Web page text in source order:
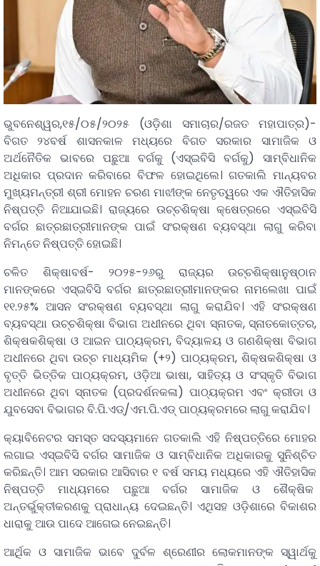
ଭୁବନେଶ୍ୱର,୧୫/୦୫/୨୦୨୫ (ଓଡ଼ିଶା ସମାଚାର/ରଜତ ମହାପାତ୍ର)-
ବିଗତ ୨୪ବର୍ଷ ଶାସନକାଳ ମଧ୍ୟରେ ବିଗତ ସରକାର ସାମାଜିକ ଓ
ଅର୍ଥନୈତିକ ଭାବରେ ପଛୁଆ ବର୍ଗକୁ (ଏସ୍‌ଇବିସି ବର୍ଗକୁ) ସାମ୍ବିଧାନିକ
ଅଧିକାର ପ୍ରଦାନ କରିବାରେ ବିଫଳ ହୋଇଥିଲେ। ଗତକାଲି ମାନ୍ୟବର
ମୁଖ୍ୟମନ୍ତ୍ରୀ ଶ୍ରୀ ମୋହନ ଚରଣ ମାଝୀଙ୍କ ନେତୃତ୍ୱରେ ଏକ ଐତିହାସିକ
ନିଷ୍ପତ୍ତି ନିଆଯାଇଛି। ରାଜ୍ୟରେ ଉଚ୍ଚଶିକ୍ଷା କ୍ଷେତ୍ରରେ ଏସ୍‌ଇବିସି
ବର୍ଗର ଛାତ୍ରଛାତ୍ରୀମାନଙ୍କ ପାଇଁ ସଂରକ୍ଷଣ ବ୍ୟବସ୍ଥା ଲାଗୁ କରିବା
ନିମନ୍ତେ ନିଷ୍ପତ୍ତି ହୋଇଛି।
ଚଳିତ ଶିକ୍ଷାବର୍ଷ- ୨୦୨୫-୨୬ରୁ ରାଜ୍ୟର ଉଚ୍ଚଶିକ୍ଷାନୁଷ୍ଠାନ
ମାନଙ୍କରେ ଏସ୍‌ଇବିସି ବର୍ଗର ଛାତ୍ରଛାତ୍ରୀମାନଙ୍କର ନାମଲେଖା ପାଇଁ
୧୧.୨୫% ଆସନ ସଂରକ୍ଷଣ ବ୍ୟବସ୍ଥା ଲାଗୁ କରାଯିବ। ଏହି ସଂରକ୍ଷଣ
ବ୍ୟବସ୍ଥା ଉଚ୍ଚଶିକ୍ଷା ବିଭାଗ ଅଧୀନରେ ଥିବା ସ୍ନାତକ, ସ୍ନାତକୋତ୍ତର,
ଶିକ୍ଷକଶିକ୍ଷା ଓ ଆଇନ ପାଠ୍ୟକ୍ରମ, ବିଦ୍ୟାଳୟ ଓ ଗଣଶିକ୍ଷା ବିଭାଗ
ଅଧୀନରେ ଥିବା ଉଚ୍ଚ ମାଧ୍ୟମିକ (+୨) ପାଠ୍ୟକ୍ରମ, ଶିକ୍ଷକଶିକ୍ଷା ଓ
ବୃତ୍ତି ଭିତ୍ତିକ ପାଠ୍ୟକ୍ରମ, ଓଡ଼ିଆ ଭାଷା, ସାହିତ୍ୟ ଓ ସଂସ୍କୃତି ବିଭାଗ
ଅଧୀନରେ ଥିବା ସ୍ନାତକ (ପ୍ରଦର୍ଶନକଳା) ପାଠ୍ୟକ୍ରମ ଏବଂ କ୍ରୀଡା ଓ
ଯୁବସେବା ବିଭାଗର ବି.ପି.ଏଡ୍/ଏମ.ପି.ଏଡ୍ ପାଠ୍ୟକ୍ରମରେ ଲାଗୁ କରାଯିବ।
କ୍ୟାବିନେଟର ସମସ୍ତ ସଦସ୍ୟମାନେ ଗତକାଲି ଏହି ନିଷ୍ପତ୍ତିରେ ମୋହର
ଲଗାଇ ଏସ୍‌ଇବିସି ବର୍ଗର ସାମାଜିକ ଓ ସାମ୍ବିଧାନିକ ଅଧିକାରକୁ ସୁନିଶ୍ଚିତ
କରିଛନ୍ତି। ଆମ ସରକାର ଆସିବାର ୧ ବର୍ଷ ସମୟ ମଧ୍ୟରେ ଏହି ଐତିହାସିକ
ନିଷ୍ପତ୍ତି ମାଧ୍ୟମରେ ପଛୁଆ ବର୍ଗର ସାମାଜିକ ଓ ଶୈକ୍ଷିକ
ଅନ୍ତର୍ଭୁକ୍ତୀକରଣକୁ ପ୍ରାଧାନ୍ୟ ଦେଇଛନ୍ତି। ଏଥିସହ ଓଡ଼ିଶାରେ ବିକାଶର
ଧାରାକୁ ଆଉ ପାଦେ ଆଗେଇ ନେଇଛନ୍ତି।
ଆର୍ଥିକ ଓ ସାମାଜିକ ଭାବେ ଦୁର୍ବଳ ଶ୍ରେଣୀର ଲୋକମାନଙ୍କ ସ୍ୱାର୍ଥକୁ